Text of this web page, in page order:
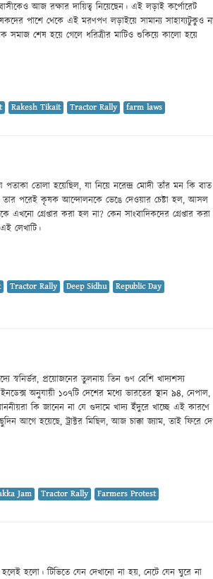
আজ রক্ষার দায়িত্ব নিয়েছেন। এই লড়াই কর্পোরেট
পাশে থেকে এই মরণপণ লড়াইয়ে সামান্য সাহায্যটুকুও
শেষ হয়ে গেলে ধরিত্রীর মাটিও শুকিয়ে কালো হয়ে
Rakesh Tikait Tractor Rally farm laws
পতাকা তোলা হয়েছিল, যা নিয়ে নরেন্দ্র মোদী তাঁর মন কি বাত
তার পরেই কৃষক আন্দোলনকে ভেঙে দেওয়ার চেষ্টা হল, আসল
গ্রেপ্তার করা হল না? কেন সাংবাদিকদের গ্রেপ্তার করা
লেখাটি।
Tractor Rally Deep Sidhu
Republic Day
স্বনির্ভর, প্রয়োজনের তুলনায় তিন গুণ বেশি খাদ্যশস্য
অনুযায়ী ১০৭টি দেশের মধ্যে ভারতের স্থান ৯৪, নেপাল,
কি জানেন না যে গুদামে খাদ্য ইঁদুরে খাচ্ছে এই কারণে
আগে হয়েছে, ট্রাক্টর মিছিল, আজ চাক্কা জ্যাম, তাই ফিরে
Jam Tractor Rally Farmers Protest
হলেই হলো। টিভিতে যেন দেখানো না হয়, নেটে যেন ঘুরে না